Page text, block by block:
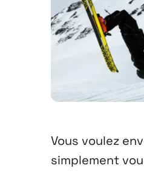
Vous voulez
simplement